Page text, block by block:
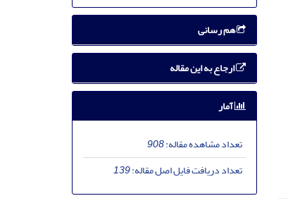
هم رسانی
ارجاع به این مقاله
آمار
تعداد مشاهده مقاله:908
تعداد دریافت فایل اصل مقاله:139